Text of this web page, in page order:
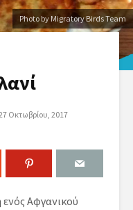
Photo by Migratory Birds Team
Οκτωβρίου, 2017
Αφγανικού